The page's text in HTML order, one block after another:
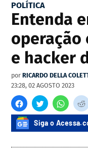
POLÍTICA
Entenda
operação
e hacker
por RICARDO DELLA
23:28, 02 AGOSTO 2023
Siga o